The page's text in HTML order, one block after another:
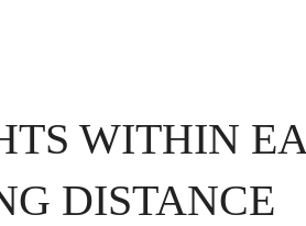
WITHIN
DISTANCE